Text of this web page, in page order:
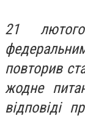
21
повторив
жодне
відповіді